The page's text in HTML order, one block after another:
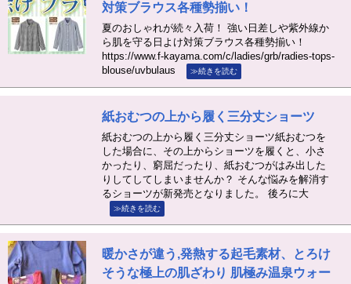
対策ブラウス各種勢揃い！
夏のおしゃれが続々入荷！ 強い日差しや紫外線か
ら肌を守る日よけ対策ブラウス各種勢揃い！
https://www.f-kayama.com/c/ladies/grb/radies-tops-
blouse/uvbulaus
≫続きを読む
紙おむつの上から履く三分丈ショーツ
紙おむつの上から履く三分丈ショーツ紙おむつを
した場合に、その上からショーツを履くと、小さ
かったり、窮屈だったり、紙おむつがはみ出した
りしてしてしまいませんか？ そんな悩みを解消す
るショーツが新発売となりました。 後ろに大
≫続きを読む
暖かさが違う,発熱する起毛素材、とろけ
そうな極上の肌ざわり 肌極み温泉ウォー